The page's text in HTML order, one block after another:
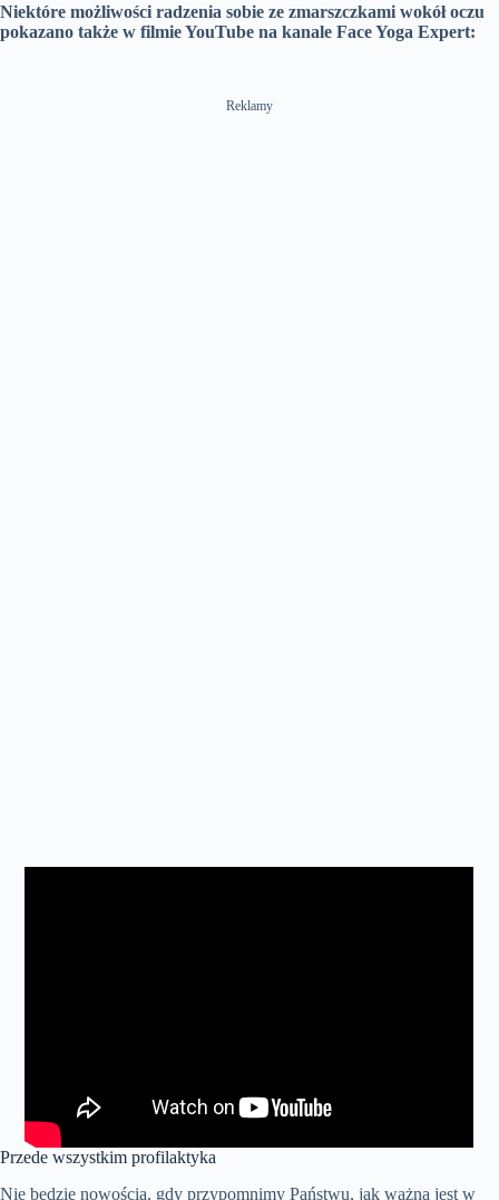
Niektóre możliwości radzenia sobie ze zmarszczkami wokół oczu
pokazano także w filmie YouTube na kanale Face Yoga Expert:
Reklamy
Przede wszystkim profilaktyka
Nie będzie nowością, gdy przypomnimy Państwu, jak ważna jest w